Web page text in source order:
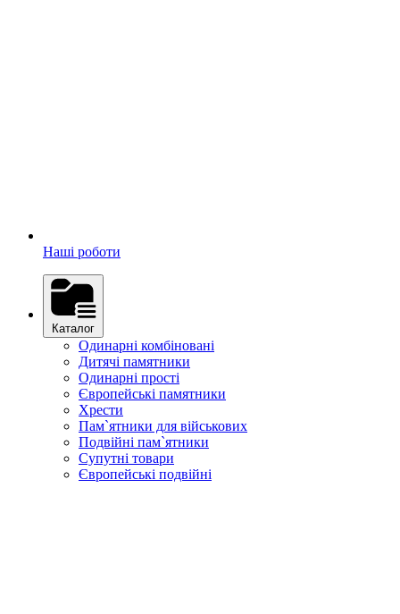
Наші роботи
Каталог
Одинарні комбіновані
Дитячі памятники
Одинарні прості
Європейські памятники
Хрести
Пам`ятники для військових
Подвійні пам`ятники
Супутні товари
Європейські подвійні